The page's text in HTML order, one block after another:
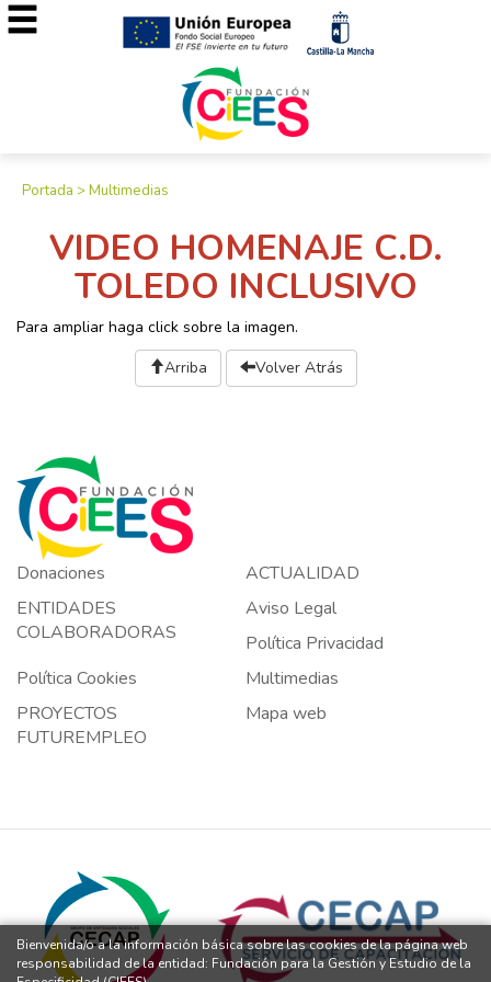
Portada >Multimedias
VIDEO HOMENAJE C.D.
TOLEDO INCLUSIVO
Para ampliar haga click sobre la imagen.
Arriba
Volver Atrás
Donaciones
ACTUALIDAD
ENTIDADES
COLABORADORAS
Aviso Legal
Política Privacidad
Política Cookies
Multimedias
PROYECTOS
FUTUREMPLEO
Mapa web
Bienvenida/o a la información básica sobre las cookies de la página web
responsabilidad de la entidad: Fundación para la Gestión y Estudio de la